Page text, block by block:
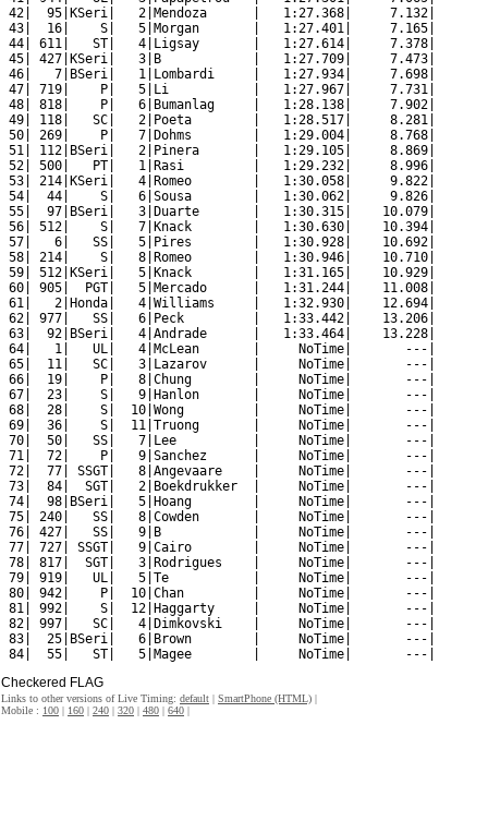
42|  95|KSeri|   2|Mendoza      |   1:27.368|     7.132|
43|  16|    S|   5|Morgan       |   1:27.401|     7.165|
44| 611|   ST|   4|Ligsay       |   1:27.614|     7.378|
45| 427|KSeri|   3|B            |   1:27.709|     7.473|
46|   7|BSeri|   1|Lombardi     |   1:27.934|     7.698|
47| 719|    P|   5|Li           |   1:27.967|     7.731|
48| 818|    P|   6|Bumanlag     |   1:28.138|     7.902|
49| 118|   SC|   2|Poeta        |   1:28.517|     8.281|
50| 269|    P|   7|Dohms        |   1:29.004|     8.768|
51| 112|BSeri|   2|Pinera       |   1:29.105|     8.869|
52| 500|   PT|   1|Rasi         |   1:29.232|     8.996|
53| 214|KSeri|   4|Romeo        |   1:30.058|     9.822|
54|  44|    S|   6|Sousa        |   1:30.062|     9.826|
55|  97|BSeri|   3|Duarte       |   1:30.315|    10.079|
56| 512|    S|   7|Knack        |   1:30.630|    10.394|
57|   6|   SS|   5|Pires        |   1:30.928|    10.692|
58| 214|    S|   8|Romeo        |   1:30.946|    10.710|
59| 512|KSeri|   5|Knack        |   1:31.165|    10.929|
60| 905|  PGT|   5|Mercado      |   1:31.244|    11.008|
61|   2|Honda|   4|Williams     |   1:32.930|    12.694|
62| 977|   SS|   6|Peck         |   1:33.442|    13.206|
63|  92|BSeri|   4|Andrade      |   1:33.464|    13.228|
64|   1|   UL|   4|McLean       |     NoTime|       ---|
65|  11|   SC|   3|Lazarov      |     NoTime|       ---|
66|  19|    P|   8|Chung        |     NoTime|       ---|
67|  23|    S|   9|Hanlon       |     NoTime|       ---|
68|  28|    S|  10|Wong         |     NoTime|       ---|
69|  36|    S|  11|Truong       |     NoTime|       ---|
70|  50|   SS|   7|Lee          |     NoTime|       ---|
71|  72|    P|   9|Sanchez      |     NoTime|       ---|
72|  77| SSGT|   8|Angevaare    |     NoTime|       ---|
73|  84|  SGT|   2|Boekdrukker  |     NoTime|       ---|
74|  98|BSeri|   5|Hoang        |     NoTime|       ---|
75| 240|   SS|   8|Cowden       |     NoTime|       ---|
76| 427|   SS|   9|B            |     NoTime|       ---|
77| 727| SSGT|   9|Cairo        |     NoTime|       ---|
78| 817|  SGT|   3|Rodrigues    |     NoTime|       ---|
79| 919|   UL|   5|Te           |     NoTime|       ---|
80| 942|    P|  10|Chan         |     NoTime|       ---|
81| 992|    S|  12|Haggarty     |     NoTime|       ---|
82| 997|   SC|   4|Dimkovski    |     NoTime|       ---|
83|  25|BSeri|   6|Brown        |     NoTime|       ---|
Checkered FLAG
Links to other versions of Live Timing: default | SmartPhone (HTML) |
Mobile : 100 | 160 | 240 | 320 | 480 | 640 |